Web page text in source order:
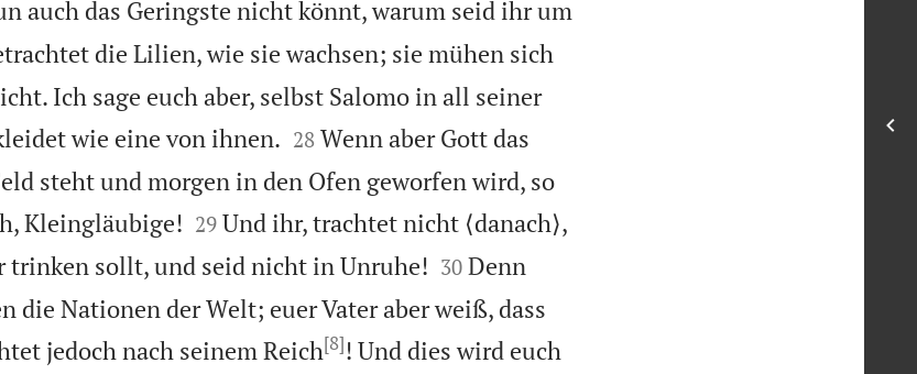
auch das Geringste nicht könnt, warum seid ihr um
die Lilien, wie sie wachsen; sie mühen sich
Ich sage euch aber, selbst Salomo in all seiner
wie eine von ihnen.
28 Wenn aber Gott das
steht und morgen in den Ofen geworfen wird, so
Kleingläubige!
29 Und ihr, trachtet nicht ⟨danach⟩,
trinken sollt, und seid nicht in Unruhe!
30 Denn
die Nationen der Welt; euer Vater aber weiß, dass
jedoch nach seinem Reich[8]! Und dies wird euch